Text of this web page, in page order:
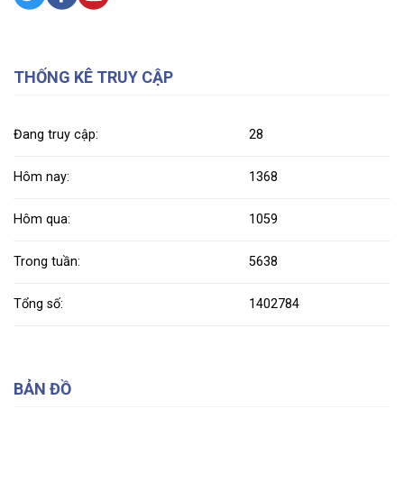
THỐNG KÊ TRUY CẬP
Đang truy cập: 28
Hôm nay: 1368
Hôm qua: 1059
Trong tuần: 5638
Tổng số: 1402784
BẢN ĐỒ